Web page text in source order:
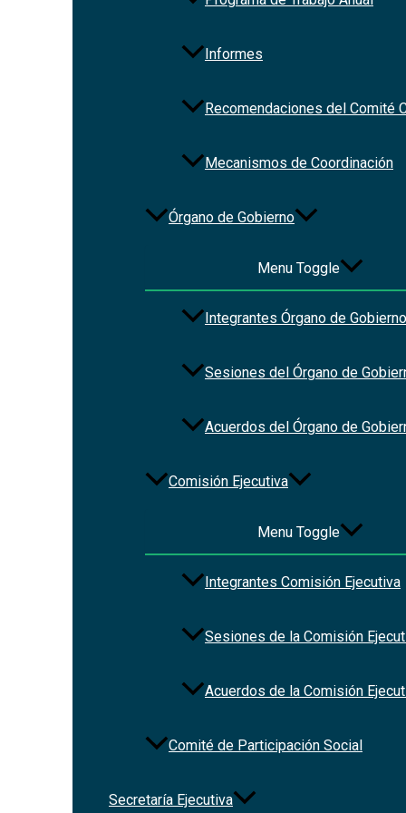
Informes
Recomendaciones del Comité
Mecanismos de Coordinación
Órgano de Gobierno
Menu Toggle
Integrantes Órgano de Gobierno
Sesiones del Órgano de
Acuerdos del Órgano de
Comisión Ejecutiva
Menu Toggle
Integrantes Comisión Ejecutiva
Sesiones de la Comisión
Acuerdos de la Comisión
Comité de Participación Social
Secretaría Ejecutiva